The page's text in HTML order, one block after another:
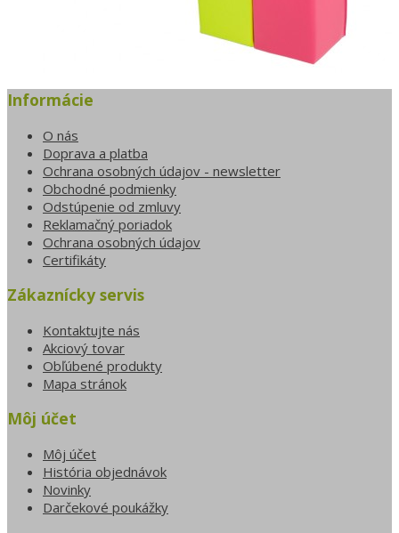
Molitanová
skladačka S1 (8
dielcov v sade)
Informácie
O nás
Doprava a platba
Ochrana osobných údajov - newsletter
Obchodné podmienky
Odstúpenie od zmluvy
Reklamačný poriadok
Ochrana osobných údajov
Certifikáty
Zákaznícky servis
Kontaktujte nás
Akciový tovar
Obľúbené produkty
Mapa stránok
Môj účet
Môj účet
História objednávok
Novinky
Darčekové poukážky